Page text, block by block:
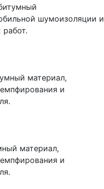
шумоизоляции и
работ.
материал,
и
материал,
и